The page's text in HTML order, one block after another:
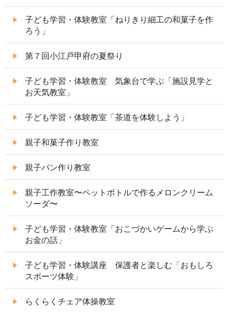
子ども学習・体験教室「ねりきり細工の和菓子を作
ろう」
第７回小江戸甲府の夏祭り
子ども学習・体験教室 気象台で学ぶ「施設見学と
お天気教室」
子ども学習・体験教室「茶道を体験しよう」
親子和菓子作り教室
親子パン作り教室
親子工作教室〜ペットボトルで作るメロンクリーム
ソーダ〜
子ども学習・体験教室「おこづかいゲームから学ぶ
お金の話」
子ども学習・体験講座 保護者と楽しむ「おもしろ
スポーツ体験」
らくらくチェア体操教室